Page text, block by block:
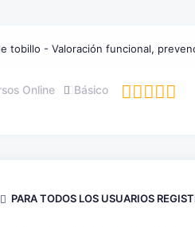
Online Básico
PARA TODOS LOS USUARIOS